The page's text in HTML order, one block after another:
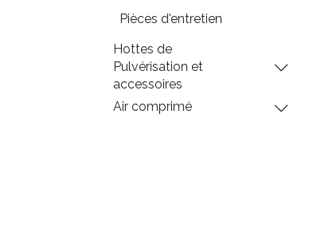
Pièces d'entretien
Hottes de
Pulvérisation et
accessoires
Air comprimé